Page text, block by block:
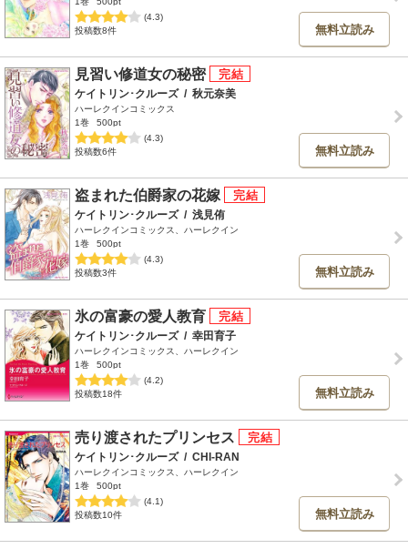
(4.3)
投稿数8件
無料立読み
見習い修道女の秘密
ケイトリン･クルーズ / 秋元奈美
ハーレクインコミックス
1巻
500pt
(4.3)
投稿数6件
無料立読み
盗まれた伯爵家の花嫁
ケイトリン･クルーズ / 浅見侑
ハーレクインコミックス、ハーレクイン
1巻
500pt
(4.3)
投稿数3件
無料立読み
氷の富豪の愛人教育
ケイトリン･クルーズ / 幸田育子
ハーレクインコミックス、ハーレクイン
1巻
500pt
(4.2)
投稿数18件
無料立読み
売り渡されたプリンセス
ケイトリン･クルーズ / CHI-RAN
ハーレクインコミックス、ハーレクイン
1巻
500pt
(4.1)
投稿数10件
無料立読み